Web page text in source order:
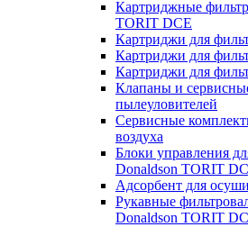
Картриджные
TORIT DCE
Картриджи для
Картриджи для
Картриджи для
Клапаны и
пылеуловителей
Сервисные
воздуха
Блоки управления
Donaldson TORIT
Адсорбент для
Рукавные
Donaldson TORIT